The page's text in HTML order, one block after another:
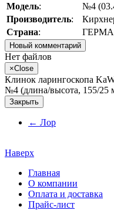
Модель:
№4
Производитель:
Страна:
Новый комментарий
Нет файлов
×Close
Клинок ларингоскопа
№4 (длина/высота, 155/25
Закрыть
← Лор
Наверх
Главная
О компании
Оплата и доставка
Прайс-лист